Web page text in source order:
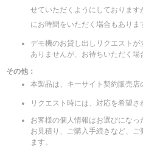
せていただくようにしておりま
にお時間をいただく場合もありま
デモ機のお貸し出しリクエスト
ありませんが、お待ちいただく場
その他：
本製品は、キーサイト契約販売店
リクエスト時には、対応を希望さ
お客様の個人情報はお選びになっ
お見積り、ご購入手続きなど、
ます。